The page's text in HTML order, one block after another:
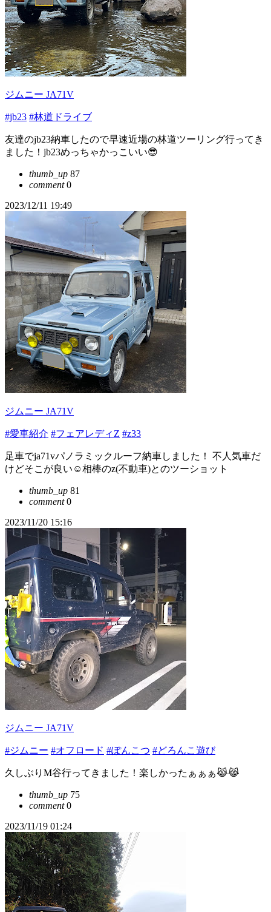
ジムニー JA71V
#jb23 #林道ドライブ
友達のjb23納車したので早速近場の林道ツーリング行ってき
ました！jb23めっちゃかっこいい😎
thumb_up 87
comment0
2023/12/11 19:49
ジムニー JA71V
#愛車紹介 #フェアレディZ #z33
足車でja71vパノラミックルーフ納車しました！ 不人気車だ
けどそこが良い☺️相棒のz(不動車)とのツーショット
thumb_up 81
comment0
2023/11/20 15:16
ジムニー JA71V
#ジムニー #オフロード #ぽんこつ #どろんこ遊び
久しぶりM谷行ってきました！楽しかったぁぁぁ😹😹
thumb_up 75
comment0
2023/11/19 01:24